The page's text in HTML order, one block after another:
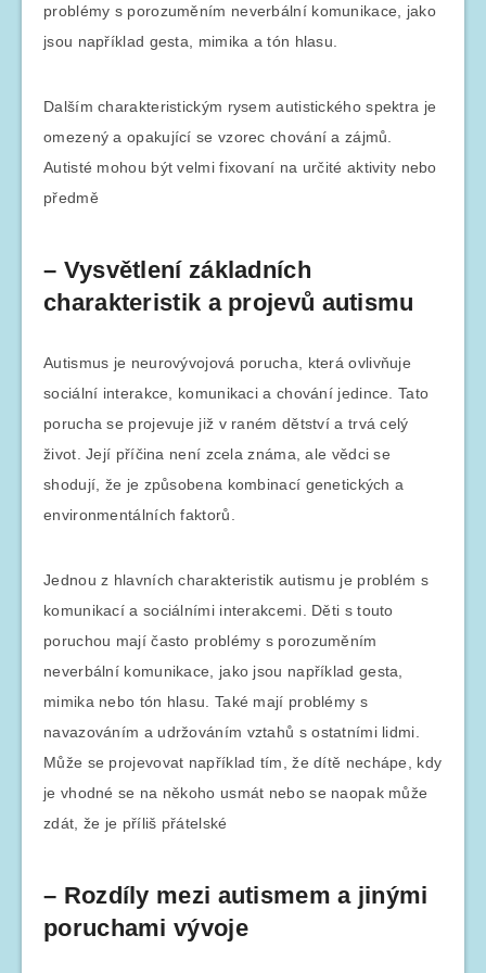
problémy s porozuměním neverbální komunikace, jako
jsou například gesta, mimika a tón hlasu.
Dalším charakteristickým rysem autistického spektra je
omezený a opakující se vzorec chování a zájmů.
Autisté mohou být velmi fixovaní na určité aktivity nebo
předmě
– Vysvětlení základních
charakteristik a projevů autismu
Autismus je neurovývojová porucha, která ovlivňuje
sociální interakce, komunikaci a chování jedince. Tato
porucha se projevuje již v raném dětství a trvá celý
život. Její příčina není zcela známa, ale vědci se
shodují, že je způsobena kombinací genetických a
environmentálních faktorů.
Jednou z hlavních charakteristik autismu je problém s
komunikací a sociálními interakcemi. Děti s touto
poruchou mají často problémy s porozuměním
neverbální komunikace, jako jsou například gesta,
mimika nebo tón hlasu. Také mají problémy s
navazováním a udržováním vztahů s ostatními lidmi.
Může se projevovat například tím, že dítě nechápe, kdy
je vhodné se na někoho usmát nebo se naopak může
zdát, že je příliš přátelské
– Rozdíly mezi autismem a jinými
poruchami vývoje